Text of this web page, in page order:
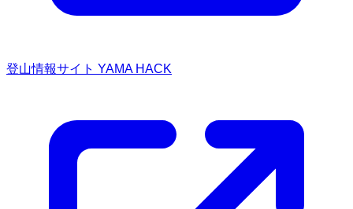
登山情報サイト YAMA HACK